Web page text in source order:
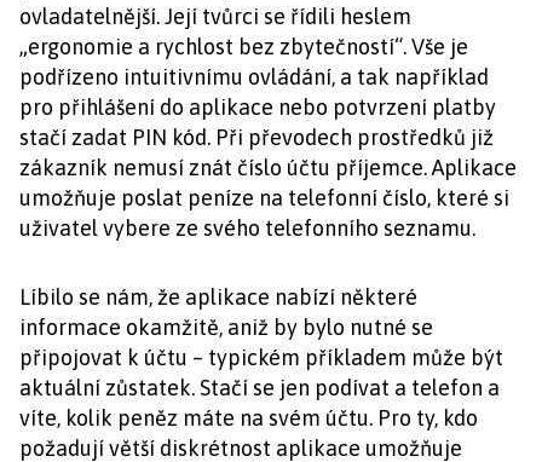
ovladatelnější. Její tvůrci se řídili heslem
„ergonomie a rychlost bez zbytečností“. Vše je
podřízeno intuitivnímu ovládání, a tak například
pro přihlášení do aplikace nebo potvrzení platby
stačí zadat PIN kód. Při převodech prostředků již
zákazník nemusí znát číslo účtu příjemce. Aplikace
umožňuje poslat peníze na telefonní číslo, které si
uživatel vybere ze svého telefonního seznamu.
Líbilo se nám, že aplikace nabízí některé
informace okamžitě, aniž by bylo nutné se
připojovat k účtu – typickém příkladem může být
aktuální zůstatek. Stačí se jen podívat a telefon a
víte, kolik peněz máte na svém účtu. Pro ty, kdo
požadují větší diskrétnost aplikace umožňuje